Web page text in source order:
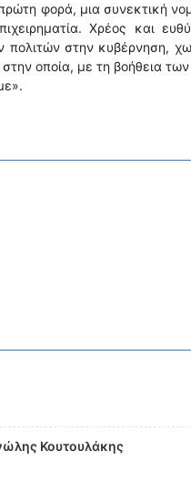
φορά, μια συνεκτική
Χρέος και
στην κυβέρνηση,
οποία, με τη βοήθεια
Κουτουλάκης